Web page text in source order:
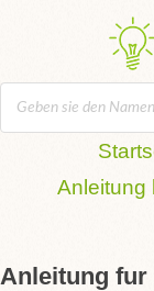
Anleitung
Anleitung fur